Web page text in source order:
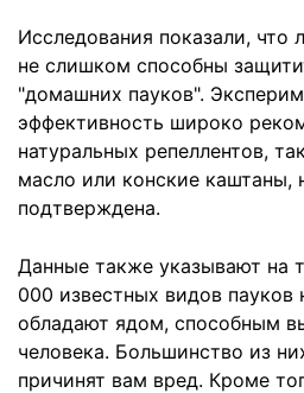
Исследования показали,
не слишком способны
"домашних пауков".
эффективность широко
натуральных репеллентов,
масло или конские каштаны,
подтверждена.
Данные также указывают на
000 известных видов пауков
обладают ядом, способным
человека. Большинство из
причинят вам вред. Кроме